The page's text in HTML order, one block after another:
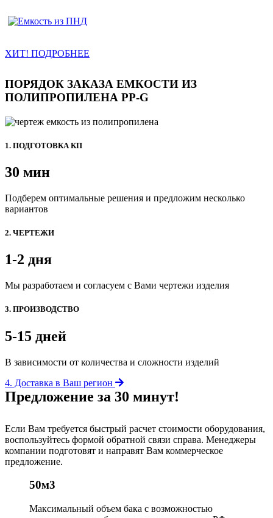
ХИТ! ПОДРОБНЕЕ
ПОРЯДОК ЗАКАЗА ЕМКОСТИ ИЗ
ПОЛИПРОПИЛЕНА PP-G
1. ПОДГОТОВКА КП
30 мин
Подберем оптимальные решения и предложим несколько
вариантов
2. ЧЕРТЕЖИ
1-2 дня
Мы разработаем и согласуем с Вами чертежи изделия
3. ПРОИЗВОДСТВО
5-15 дней
В зависимости от количества и сложности изделий
4. Доставка в Ваш регион
Предложение за 30 минут!
Если Вам требуется быстрый расчет стоимости оборудования,
воспользуйтесь формой обратной связи справа. Менеджеры
компании подготовят и направят Вам коммерческое
предложение.
50м3
Максимальный объем бака с возможностью